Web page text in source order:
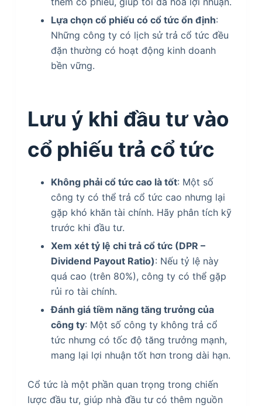
Lựa chọn cổ phiếu có cổ tức ổn định:
Những công ty có lịch sử trả cổ tức đều
đặn thường có hoạt động kinh doanh
bền vững.
Lưu ý khi đầu tư vào
cổ phiếu trả cổ tức
Không phải cổ tức cao là tốt: Một số
công ty có thể trả cổ tức cao nhưng lại
gặp khó khăn tài chính. Hãy phân tích kỹ
trước khi đầu tư.
Xem xét tỷ lệ chi trả cổ tức (DPR –
Dividend Payout Ratio): Nếu tỷ lệ này
quá cao (trên 80%), công ty có thể gặp
rủi ro tài chính.
Đánh giá tiềm năng tăng trưởng của
công ty: Một số công ty không trả cổ
tức nhưng có tốc độ tăng trưởng mạnh,
mang lại lợi nhuận tốt hơn trong dài hạn.
Cổ tức là một phần quan trọng trong chiến
lược đầu tư, giúp nhà đầu tư có thêm nguồn